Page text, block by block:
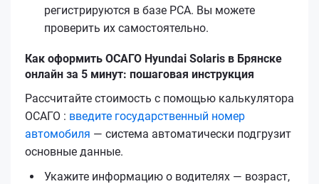
регистрируются в базе РСА. Вы можете
проверить их самостоятельно.
Как оформить ОСАГО Hyundai Solaris в Брянске
онлайн за 5 минут: пошаговая инструкция
Рассчитайте стоимость с помощью калькулятора
ОСАГО : введите государственный номер
автомобиля — система автоматически подгрузит
основные данные.
Укажите информацию о водителях — возраст,